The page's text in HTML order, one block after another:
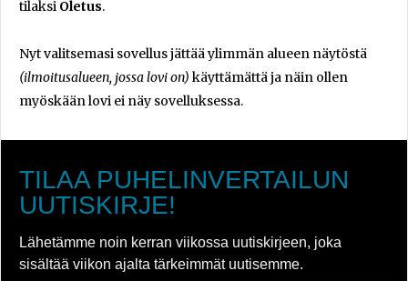
tilaksi Oletus.
Nyt valitsemasi sovellus jättää ylimmän alueen näytöstä
(ilmoitusalueen, jossa lovi on) käyttämättä ja näin ollen
myöskään lovi ei näy sovelluksessa.
TILAA PUHELINVERTAILUN
UUTISKIRJE!
Lähetämme noin kerran viikossa uutiskirjeen, joka
sisältää viikon ajalta tärkeimmät uutisemme.